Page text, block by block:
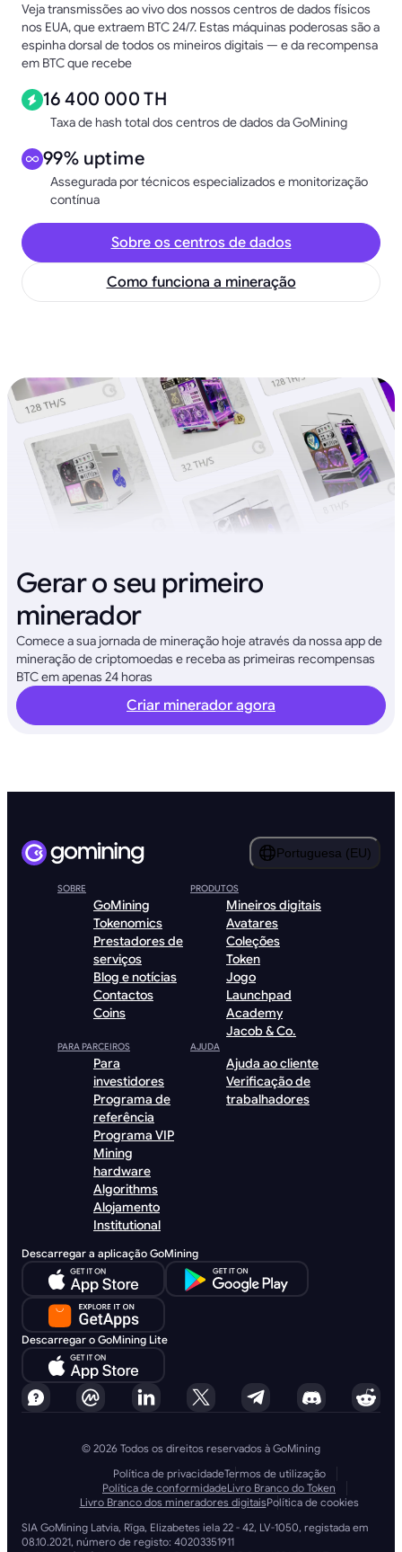
Veja transmissões ao vivo dos nossos centros de dados físicos
nos EUA, que extraem BTC 24/7. Estas máquinas poderosas são a
espinha dorsal de todos os mineiros digitais — e da recompensa
em BTC que recebe
16 400 000 TH
Taxa de hash total dos centros de dados da GoMining
99% uptime
Assegurada por técnicos especializados e monitorização
contínua
Sobre os centros de dados
Como funciona a mineração
Gerar o seu primeiro
minerador
Comece a sua jornada de mineração hoje através da nossa app de
mineração de criptomoedas e receba as primeiras recompensas
BTC em apenas 24 horas
Criar minerador agora
Portuguesa (EU)
SOBRE
GoMining
Tokenomics
Prestadores de
serviços
Blog e notícias
Contactos
Coins
PRODUTOS
Mineiros digitais
Avatares
Coleções
Token
Jogo
Launchpad
Academy
Jacob & Co.
PARA PARCEIROS
Para
investidores
Programa de
referência
Programa VIP
Mining
hardware
Algorithms
Alojamento
Institutional
AJUDA
Ajuda ao cliente
Verificação de
trabalhadores
Descarregar a aplicação GoMining
Descarregar o GoMining Lite
© 2026 Todos os direitos reservados à GoMining
Política de privacidadeTermos de utilização
Política de conformidadeLivro Branco do Token
Livro Branco dos mineradores digitaisPolítica de cookies
SIA GoMining Latvia, Rīga, Elizabetes iela 22 - 42, LV-1050, registada em
08.10.2021, número de registo: 40203351911